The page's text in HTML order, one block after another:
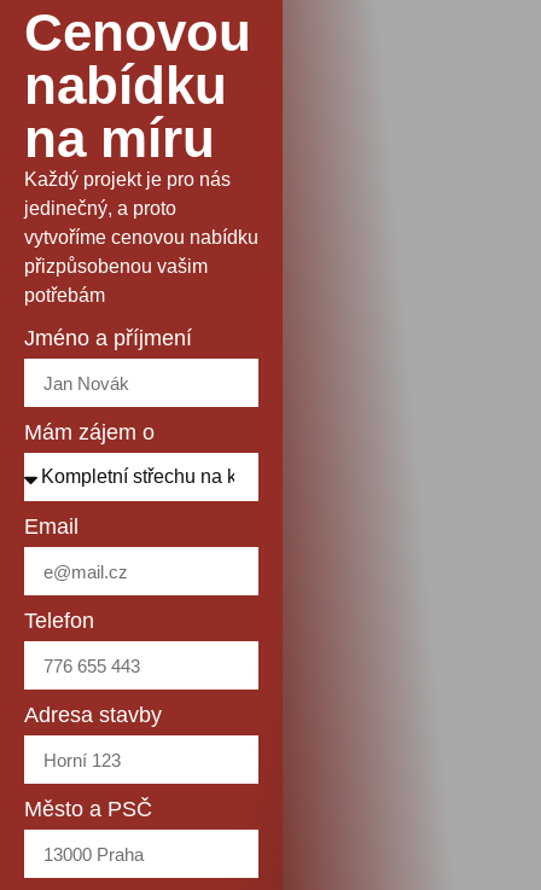
Cenovou
nabídku
na míru
Každý projekt je pro nás
jedinečný, a proto
vytvoříme cenovou nabídku
přizpůsobenou vašim
potřebám
Jméno a příjmení
Mám zájem o
Email
Telefon
Adresa stavby
Město a PSČ